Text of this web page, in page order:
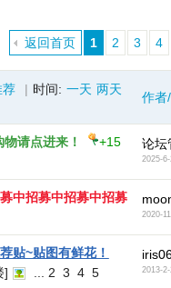
1 2 3 4
返回首页
荐 | 时间: 一天 两天
作者
请点进来！
+15
论坛
2025-6-
中招募中招募中招募
2020-
贴~贴图有鲜花！
]
2 3 4 5 2013-